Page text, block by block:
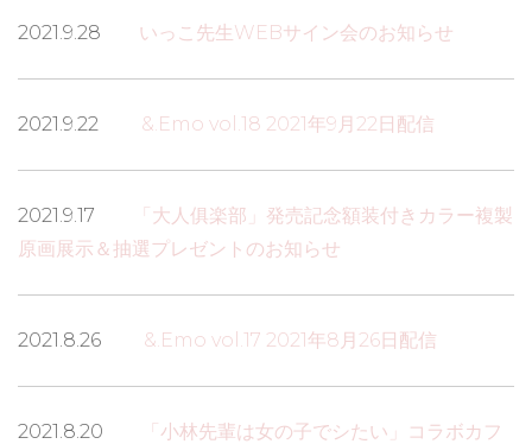
2021.9.28 いっこ先生WEBサイン会のお知らせ
2021.9.22 &.Emo vol.18 2021年9月22日配信
2021.9.17
「大人俱楽部」発売記念額装付きカラー複製
原画展示＆抽選プレゼントのお知らせ
2021.8.26 &.Emo vol.17 2021年8月26日配信
2021.8.20
「小林先輩は女の子でシたい」コラボカフ